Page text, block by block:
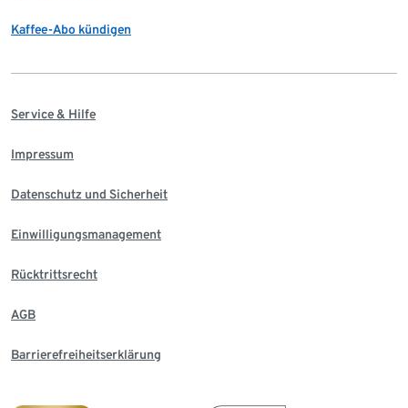
Kaffee-Abo kündigen
Service & Hilfe
Impressum
Datenschutz und Sicherheit
Einwilligungsmanagement
Rücktrittsrecht
AGB
Barrierefreiheitserklärung